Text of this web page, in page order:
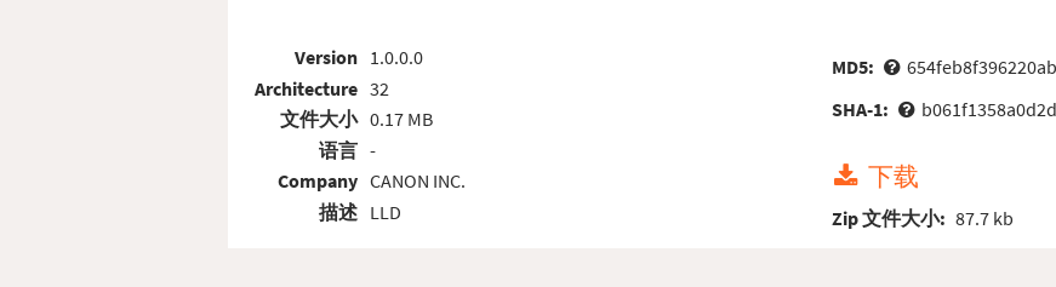
Version
Architecture
文件大小
语言
Company
描述
1.0.0.0
32
0.17 MB
-
CANON INC.
LLD
MD5:
SHA-1:
下载
Zip 文件大小: 87.7 kb